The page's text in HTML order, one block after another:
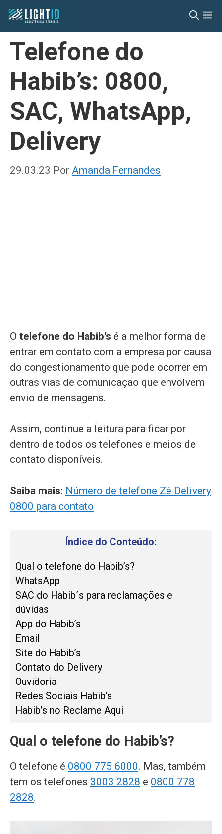
Pular
para
conteúdo
Telefone do
Habib’s: 0800,
SAC, WhatsApp,
Delivery
29.03.23 Por Amanda Fernandes
O telefone do Habib’s é a melhor forma de
entrar em contato com a empresa por causa
do congestionamento que pode ocorrer em
outras vias de comunicação que envolvem
envio de mensagens.
Assim, continue a leitura para ficar por
dentro de todos os telefones e meios de
contato disponíveis.
Saiba mais: Número de telefone Zé Delivery
0800 para contato
Índice do Conteúdo:
Qual o telefone do Habib’s?
WhatsApp
SAC do Habib´s para reclamações e
dúvidas
App do Habib’s
Email
Site do Habib’s
Contato do Delivery
Ouvidoria
Redes Sociais Habib’s
Habib’s no Reclame Aqui
Qual o telefone do Habib’s?
O telefone é 0800 775 6000. Mas, também
tem os telefones 3003 2828 e 0800 778
2828.